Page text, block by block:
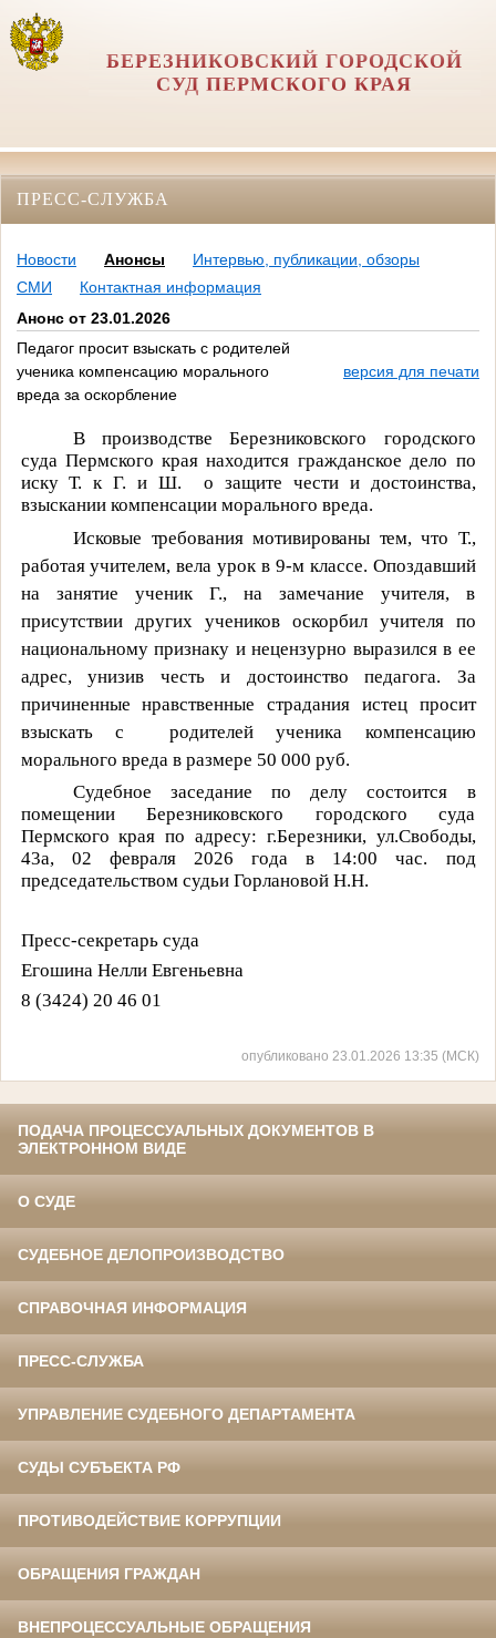
БЕРЕЗНИКОВСКИЙ ГОРОДСКОЙ
СУД ПЕРМСКОГО КРАЯ
ПРЕСС-СЛУЖБА
Новости Анонсы
Интервью, публикации, обзоры
СМИ
Контактная информация
Анонс от 23.01.2026
Педагог просит взыскать с родителей
ученика компенсацию морального
вреда за оскорбление
версия для печати
В производстве Березниковского городского
суда Пермского края находится гражданское дело по
искуТ. к Г. и Ш.
о защите чести и достоинства,
взыскании компенсации морального вреда.
Исковые требования мотивированы тем, что Т.,
работая учителем, вела урок в 9-м классе. Опоздавший
на занятие ученик Г., на замечание учителя, в
присутствии других учеников оскорбил учителя по
национальному признаку и нецензурно выразился в ее
адрес, унизив честь и достоинство педагога. За
причиненные нравственные страдания истец просит
взыскать с
родителей ученика компенсацию
морального вреда в размере 50 000 руб.
Судебное заседание по делу состоится в
помещении Березниковского городского суда
Пермского края по адресу: г.Березники, ул.Свободы,
43а, 02 февраля 2026 года в 14:00 час. под
председательством судьи Горлановой Н.Н.
Пресс-секретарь суда
Егошина Нелли Евгеньевна
8 (3424) 20 46 01
опубликовано 23.01.2026 13:35 (МСК)
ПОДАЧА ПРОЦЕССУАЛЬНЫХ ДОКУМЕНТОВ В
ЭЛЕКТРОННОМ ВИДЕ
О СУДЕ
СУДЕБНОЕ ДЕЛОПРОИЗВОДСТВО
СПРАВОЧНАЯ ИНФОРМАЦИЯ
ПРЕСС-СЛУЖБА
УПРАВЛЕНИЕ СУДЕБНОГО ДЕПАРТАМЕНТА
СУДЫ СУБЪЕКТА РФ
ПРОТИВОДЕЙСТВИЕ КОРРУПЦИИ
ОБРАЩЕНИЯ ГРАЖДАН
ВНЕПРОЦЕССУАЛЬНЫЕ ОБРАЩЕНИЯ